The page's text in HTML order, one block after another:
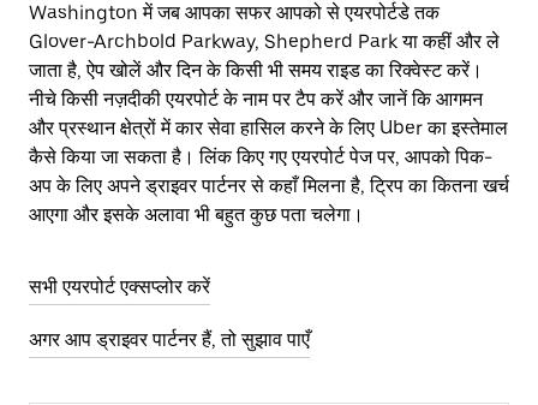
Washington में जब आपका सफर आपको से एयरपोर्टडे तक
Glover-Archbold Parkway, Shepherd Park या कहीं और ले
जाता है, ऐप खोलें और दिन के किसी भी समय राइड का रिक्वेस्ट करें।
नीचे किसी नज़दीकी एयरपोर्ट के नाम पर टैप करें और जानें कि आगमन
और प्रस्थान क्षेत्रों में कार सेवा हासिल करने के लिए Uber का इस्तेमाल
कैसे किया जा सकता है। लिंक किए गए एयरपोर्ट पेज पर, आपको पिक-
अप के लिए अपने ड्राइवर पार्टनर से कहाँ मिलना है, ट्रिप का कितना खर्च
आएगा और इसके अलावा भी बहुत कुछ पता चलेगा।
सभी एयरपोर्ट एक्सप्लोर करें
अगर आप ड्राइवर पार्टनर हैं, तो सुझाव पाएँ